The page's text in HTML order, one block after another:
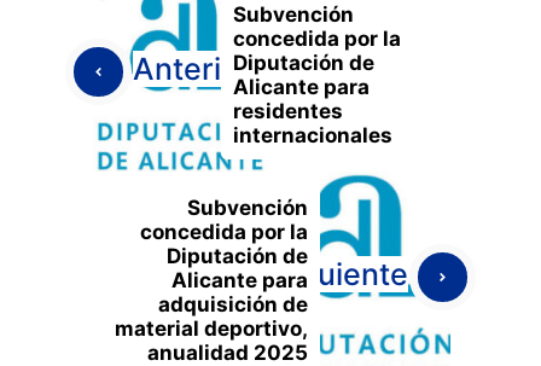
Anterior
Subvención
concedida por la
Diputación de
Alicante para
residentes
internacionales
Subvención
concedida por la
Diputación de
Alicante para
adquisición de
material deportivo,
anualidad 2025
Siguiente